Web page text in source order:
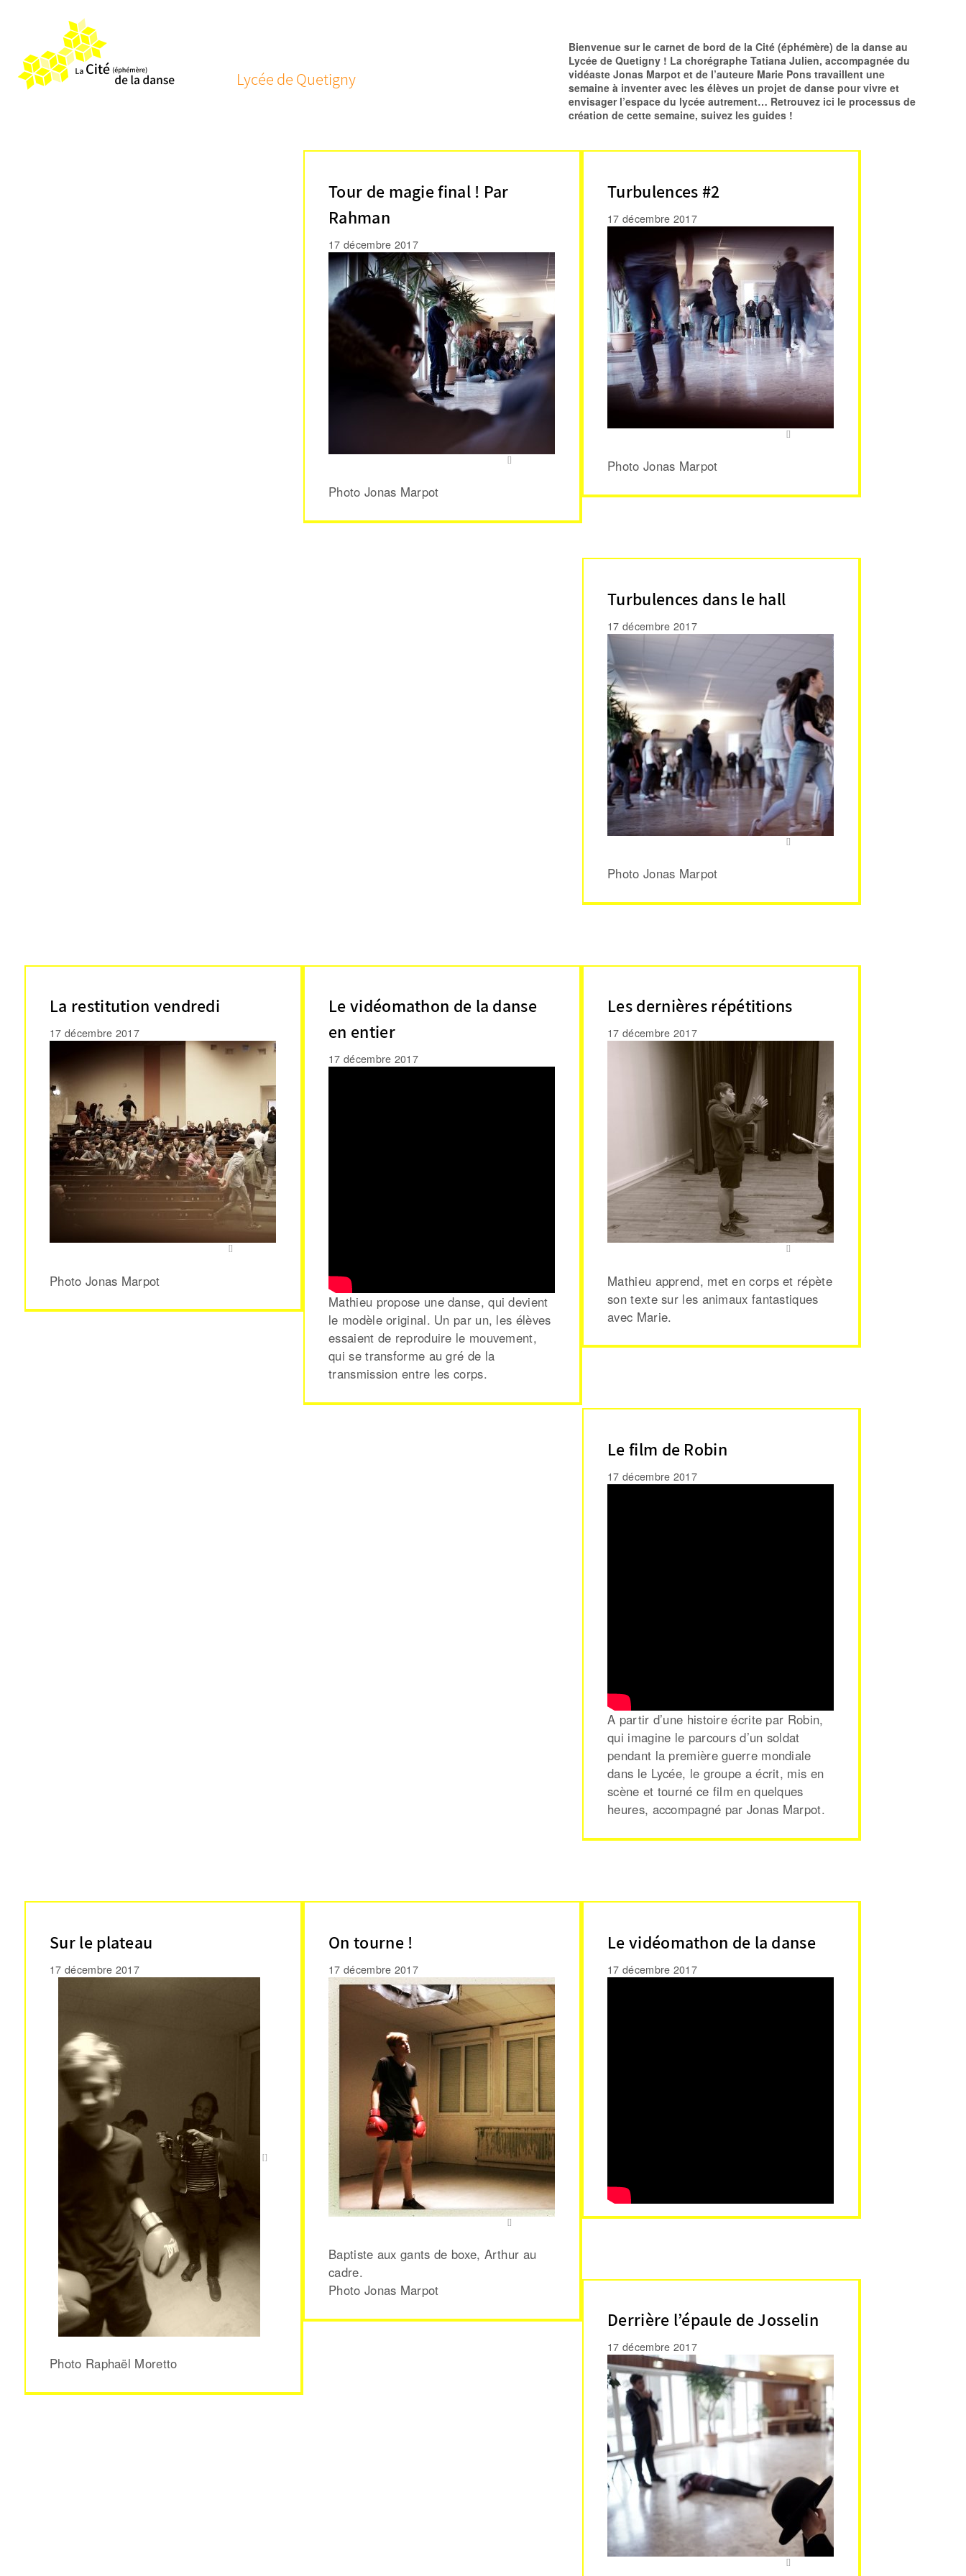
Lycée de Quetigny
Bienvenue sur le carnet de bord de la Cité (éphémère) de la danse au
Lycée de Quetigny ! La chorégraphe Tatiana Julien, accompagnée du
vidéaste Jonas Marpot et de l’auteure Marie Pons travaillent une
semaine à inventer avec les élèves un projet de danse pour vivre et
envisager l’espace du lycée autrement… Retrouvez ici le processus de
création de cette semaine, suivez les guides !
Tour de magie final ! Par
Rahman
17 décembre 2017
Photo Jonas Marpot
Turbulences #2
17 décembre 2017
Photo Jonas Marpot
Turbulences dans le hall
17 décembre 2017
Photo Jonas Marpot
La restitution vendredi
17 décembre 2017
Photo Jonas Marpot
Le vidéomathon de la danse
en entier
17 décembre 2017
Mathieu propose une danse, qui devient
le modèle original. Un par un, les élèves
essaient de reproduire le mouvement,
qui se transforme au gré de la
transmission entre les corps.
Les dernières répétitions
17 décembre 2017
Mathieu apprend, met en corps et répète
son texte sur les animaux fantastiques
avec Marie.
Le film de Robin
17 décembre 2017
A partir d’une histoire écrite par Robin,
qui imagine le parcours d’un soldat
pendant la première guerre mondiale
dans le Lycée, le groupe a écrit, mis en
scène et tourné ce film en quelques
heures, accompagné par Jonas Marpot.
Sur le plateau
17 décembre 2017
Photo Raphaël Moretto
On tourne !
17 décembre 2017
Baptiste aux gants de boxe, Arthur au
cadre.
Photo Jonas Marpot
Le vidéomathon de la danse
17 décembre 2017
Derrière l’épaule de Josselin
17 décembre 2017